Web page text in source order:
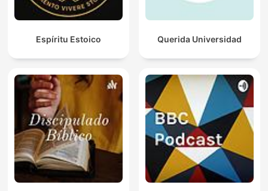
Espíritu Estoico Querida Universidad